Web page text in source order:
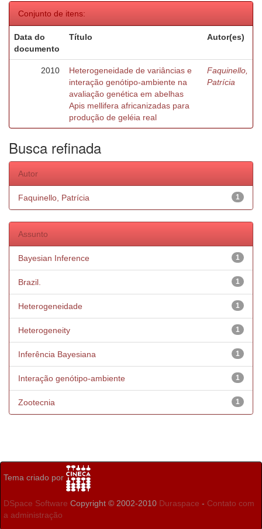
Conjunto de itens:
Data do
documento
Título Autor(es)
2010
Heterogeneidade de variâncias e
interação genótipo-ambiente na
avaliação genética em abelhas
Apis mellifera africanizadas para
produção de geléia real
Faquinello,
Patrícia
Busca refinada
Autor
1
Faquinello, Patrícia
Assunto
1
Bayesian Inference
1
Brazil.
1
Heterogeneidade
1
Heterogeneity
1
Inferência Bayesiana
1
Interação genótipo-ambiente
1
Zootecnia
Tema criado por
DSpace Software Copyright © 2002-2010 Duraspace - Contato com
a administração